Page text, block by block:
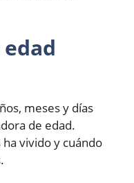
meses y días
de edad.
ha vivido y cuándo